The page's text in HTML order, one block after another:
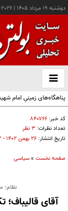
دوشنبه ۱۹ مرداد ۱۴۰۵ |
باز
و
کد خبر: ۸۴۰۷۶۶
تعداد نظرات: ۳ نظر
تاریخ انتشار: ۲۶ بهمن ۱۴۰۲ - ۱۲:۱۳
صفحه نخست »سیاسی
نظام؛
آقای قالیباف؛